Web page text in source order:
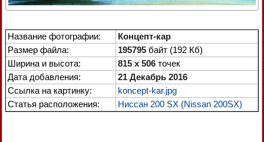
Название фотографии:
Концепт-кар
Размер файла:
195795 байт (192 Кб)
Ширина и высота:
815 x 506 точек
Дата добавления:
21 Декабрь 2016
Ссылка на картинку:
koncept-kar.jpg
Статья расположения:
Ниссан 200 SX (Nissan 200SX)